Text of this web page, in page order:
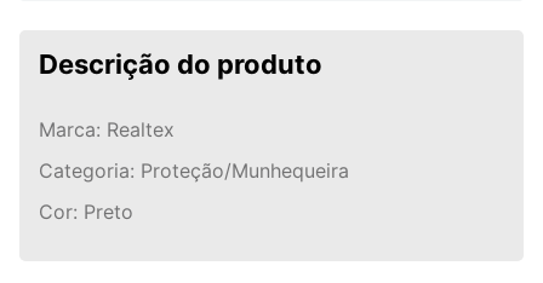
Descrição do produto
Marca: Realtex
Categoria: Proteção/Munhequeira
Cor: Preto